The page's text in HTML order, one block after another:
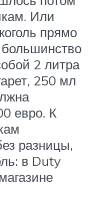
Или
прямо
2 литра
250 мл
евро. К
разницы,
в Duty